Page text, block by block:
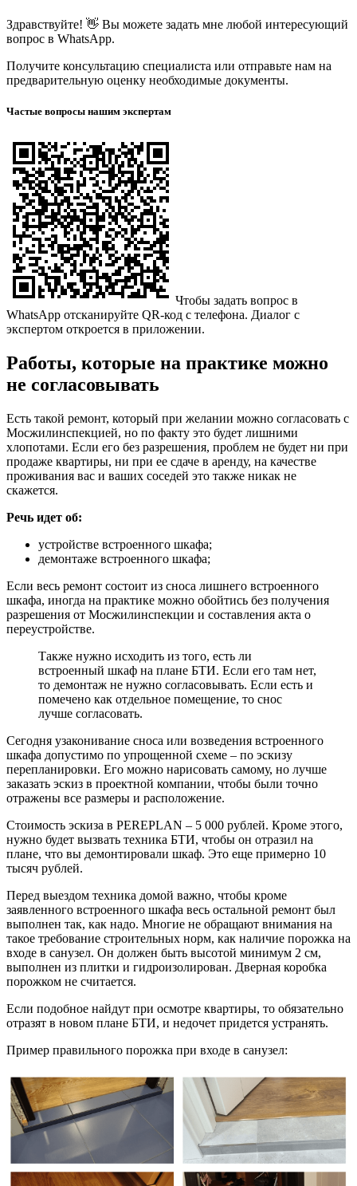
Здравствуйте! 👋 Вы можете задать мне любой интересующий
вопрос в WhatsApp.
Получите консультацию специалиста или отправьте нам на
предварительную оценку необходимые документы.
Частые вопросы нашим экспертам
Чтобы задать вопрос в
WhatsApp отсканируйте QR-код с телефона. Диалог с
экспертом откроется в приложении.
Работы, которые на практике можно
не согласовывать
Есть такой ремонт, который при желании можно согласовать с
Мосжилинспекцией, но по факту это будет лишними
хлопотами. Если его без разрешения, проблем не будет ни при
продаже квартиры, ни при ее сдаче в аренду, на качестве
проживания вас и ваших соседей это также никак не
скажется.
Речь идет об:
устройстве встроенного шкафа;
демонтаже встроенного шкафа;
Если весь ремонт состоит из сноса лишнего встроенного
шкафа, иногда на практике можно обойтись без получения
разрешения от Мосжилинспекции и составления акта о
переустройстве.
Также нужно исходить из того, есть ли
встроенный шкаф на плане БТИ. Если его там нет,
то демонтаж не нужно согласовывать. Если есть и
помечено как отдельное помещение, то снос
лучше согласовать.
Сегодня узаконивание сноса или возведения встроенного
шкафа допустимо по упрощенной схеме – по эскизу
перепланировки. Его можно нарисовать самому, но лучше
заказать эскиз в проектной компании, чтобы были точно
отражены все размеры и расположение.
Стоимость эскиза в PEREPLAN – 5 000 рублей. Кроме этого,
нужно будет вызвать техника БТИ, чтобы он отразил на
плане, что вы демонтировали шкаф. Это еще примерно 10
тысяч рублей.
Перед выездом техника домой важно, чтобы кроме
заявленного встроенного шкафа весь остальной ремонт был
выполнен так, как надо. Многие не обращают внимания на
такое требование строительных норм, как наличие порожка на
входе в санузел. Он должен быть высотой минимум 2 см,
выполнен из плитки и гидроизолирован. Дверная коробка
порожком не считается.
Если подобное найдут при осмотре квартиры, то обязательно
отразят в новом плане БТИ, и недочет придется устранять.
Пример правильного порожка при входе в санузел: